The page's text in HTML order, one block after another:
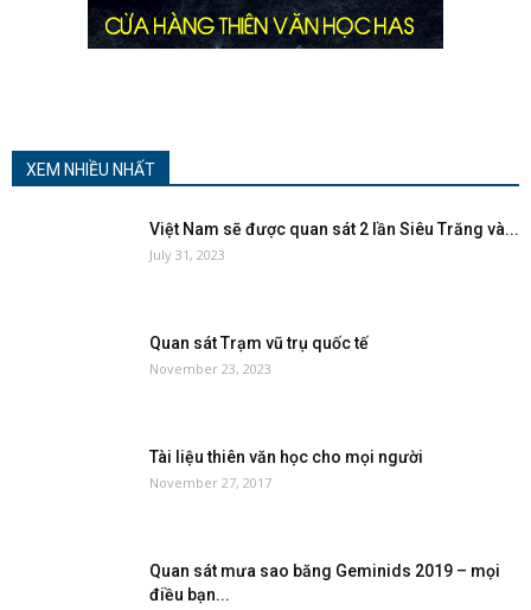
XEM NHIỀU NHẤT
Việt Nam sẽ được quan sát 2 lần Siêu Trăng và...
July 31, 2023
Quan sát Trạm vũ trụ quốc tế
November 23, 2023
Tài liệu thiên văn học cho mọi người
November 27, 2017
Quan sát mưa sao băng Geminids 2019 – mọi
điều bạn...